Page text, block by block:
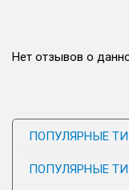
Нет отзывов о
ПОПУЛЯРНЫЕ
ПОПУЛЯРНЫЕ